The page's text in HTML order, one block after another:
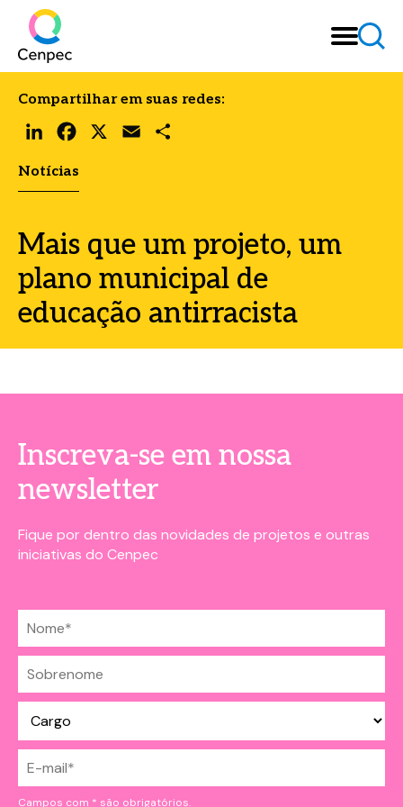
Notícias
Mais que um projeto, um
plano municipal de
educação antirracista
Compartilhar em suas redes:
LinkedInFacebook
Inscreva-se em nossa
newsletter
Fique por dentro das novidades de projetos e outras
iniciativas do Cenpec
Campos com * são obrigatórios.